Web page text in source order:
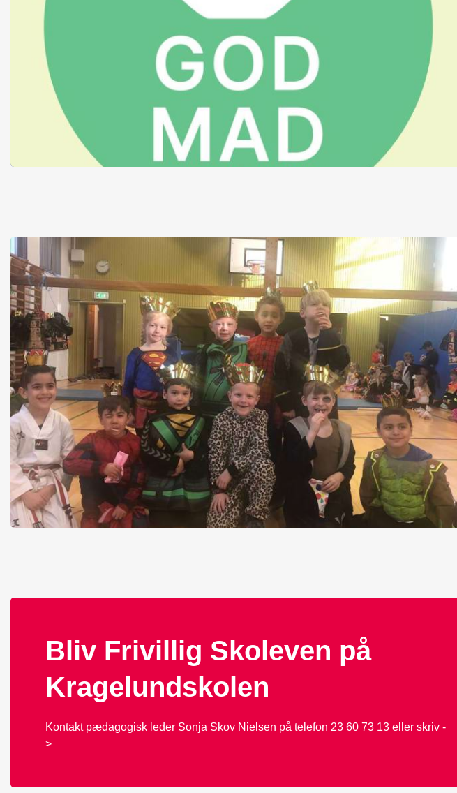
Bliv Frivillig Skoleven på
Kragelundskolen
Kontakt pædagogisk leder Sonja Skov Nielsen på telefon 23 60 73 13 eller skriv -
>